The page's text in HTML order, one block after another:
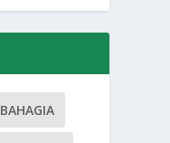
BAHAGIA